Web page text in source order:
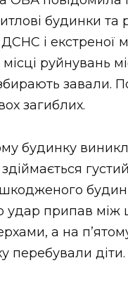
будинки та
і екстреної
руйнувань
завали.
загиблих.
будинку
удар припав між
а на
перебували діти.